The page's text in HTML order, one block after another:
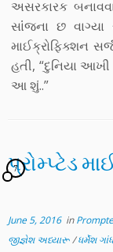
અસરકારક
સાંંજના છ
માઈક્રોફિક્શન
હતી, “દુનિયા આખી
આ શું..”
પ્રોમ્પ્ટેડ
7
June 5, 2016in
જીજ્ઞેશ અધ્યારૂ/ધર્મેશ